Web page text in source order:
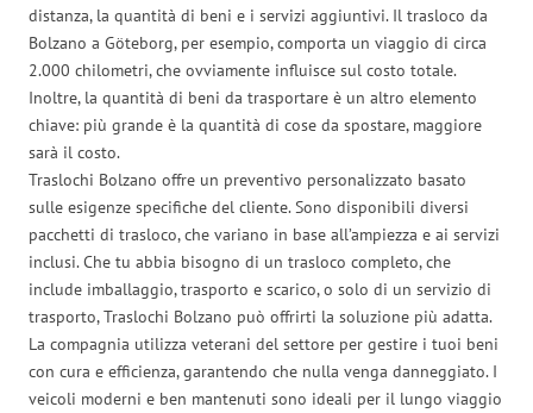
distanza, la quantità di beni e i servizi aggiuntivi. Il trasloco da
Bolzano a Göteborg, per esempio, comporta un viaggio di circa
2.000 chilometri, che ovviamente influisce sul costo totale.
Inoltre, la quantità di beni da trasportare è un altro elemento
chiave: più grande è la quantità di cose da spostare, maggiore
sarà il costo.
Traslochi Bolzano offre un preventivo personalizzato basato
sulle esigenze specifiche del cliente. Sono disponibili diversi
pacchetti di trasloco, che variano in base all’ampiezza e ai servizi
inclusi. Che tu abbia bisogno di un trasloco completo, che
include imballaggio, trasporto e scarico, o solo di un servizio di
trasporto, Traslochi Bolzano può offrirti la soluzione più adatta.
La compagnia utilizza veterani del settore per gestire i tuoi beni
con cura e efficienza, garantendo che nulla venga danneggiato. I
veicoli moderni e ben mantenuti sono ideali per il lungo viaggio